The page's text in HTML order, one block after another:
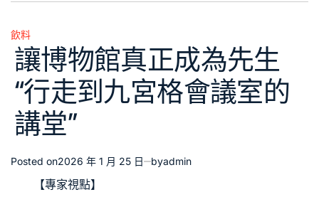
Posted
in
飲料
讓博物館真正成為先生
“行走到九宮格會議室的
講堂”
Posted on2026 年 1 月 25 日 byadmin
【專家視點】